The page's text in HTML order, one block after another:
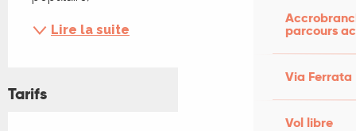
parcours
Via Ferrata
Vol libre
Lire la suite
Tarifs